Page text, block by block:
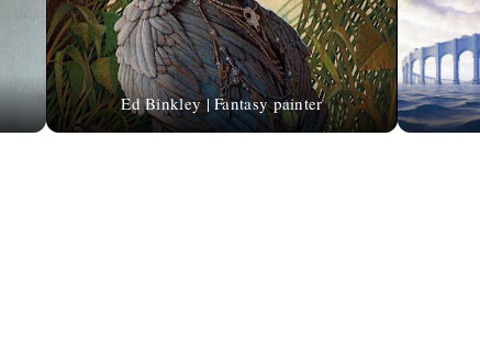
Ed Binkley | Fantasy painter